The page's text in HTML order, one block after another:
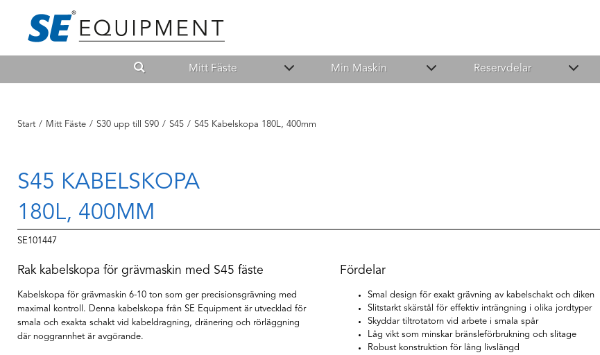
Mitt Fäste Min Maskin Reservdelar
Start / Mitt Fäste / S30 upp till S90 / S45 / S45 Kabelskopa 180L, 400mm
S45 KABELSKOPA
180L, 400MM
SE101447
Rak kabelskopa för grävmaskin med S45 fäste
Kabelskopa för grävmaskin 6-10 ton som ger precisionsgrävning med
maximal kontroll. Denna kabelskopa från SE Equipment är utvecklad för
smala och exakta schakt vid kabeldragning, dränering och rörläggning
där noggrannhet är avgörande.
Fördelar
Smal design för exakt grävning av kabelschakt och diken
Slitstarkt skärstål för effektiv inträngning i olika jordtyper
Skyddar tiltrotatorn vid arbete i smala spår
Låg vikt som minskar bränsleförbrukning och slitage
Robust konstruktion för lång livslängd